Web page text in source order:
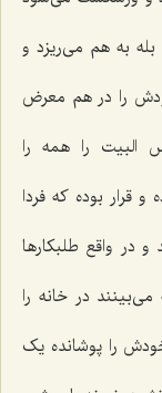
به هم می‌ریزد و
را در هم معرض
البیت را همه را
بوده که فردا
و در واقع طلبکارها
در خانه را
را پوشانده یک